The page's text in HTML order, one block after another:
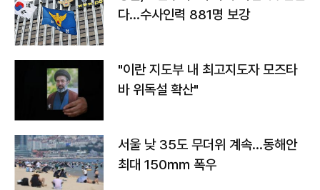
다…수사인력 881명 보강
"이란 지도부 내 최고지도자 모즈타
바 위독설 확산"
서울 낮 35도 무더위 계속…동해안
최대 150㎜ 폭우